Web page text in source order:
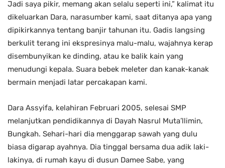
Jadi saya pikir, memang akan selalu seperti ini,” kalimat itu
dikeluarkan Dara, narasumber kami, saat ditanya apa yang
dipikirkannya tentang banjir tahunan itu. Gadis langsing
berkulit terang ini ekspresinya malu-malu, wajahnya kerap
disembunyikan ke dinding, atau ke balik kain yang
menudungi kepala. Suara bebek meleter dan kanak-kanak
bermain menjadi latar percakapan kami.
Dara Assyifa, kelahiran Februari 2005, selesai SMP
melanjutkan pendidikannya di Dayah Nasrul Muta’llimin,
Bungkah. Sehari-hari dia menggarap sawah yang dulu
biasa digarap ayahnya. Dia tinggal bersama dua adik laki-
lakinya, di rumah kayu di dusun Damee Sabe, yang